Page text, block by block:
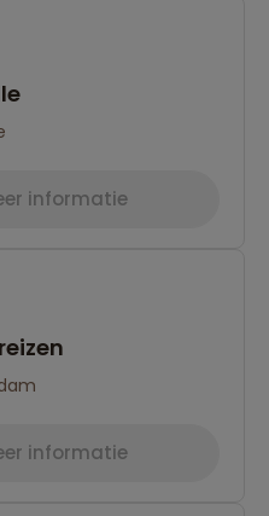
informatie
informatie